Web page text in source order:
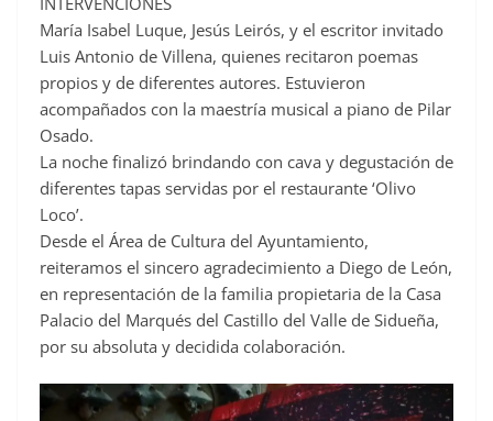
María Isabel Luque, Jesús Leirós, y el escritor invitado
Luis Antonio de Villena, quienes recitaron poemas
propios y de diferentes autores. Estuvieron
acompañados con la maestría musical a piano de Pilar
Osado.
La noche finalizó brindando con cava y degustación de
diferentes tapas servidas por el restaurante ‘Olivo
Loco’.
Desde el Área de Cultura del Ayuntamiento,
reiteramos el sincero agradecimiento a Diego de León,
en representación de la familia propietaria de la Casa
Palacio del Marqués del Castillo del Valle de Sidueña,
por su absoluta y decidida colaboración.